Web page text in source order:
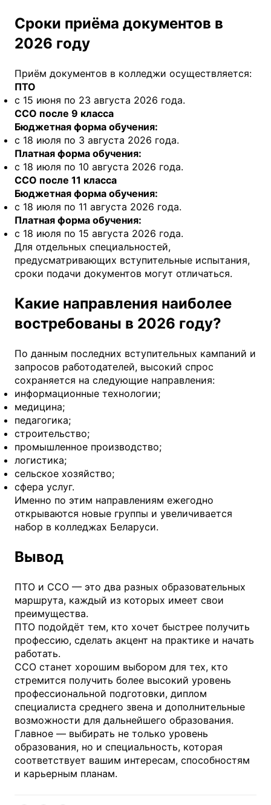
Сроки приёма документов в
2026 году
Приём документов в колледжи осуществляется:
ПТО
с 15 июня по 23 августа 2026 года.
ССО после 9 класса
Бюджетная форма обучения:
с 18 июля по 3 августа 2026 года.
Платная форма обучения:
с 18 июля по 10 августа 2026 года.
ССО после 11 класса
Бюджетная форма обучения:
с 18 июля по 11 августа 2026 года.
Платная форма обучения:
с 18 июля по 15 августа 2026 года.
Для отдельных специальностей,
предусматривающих вступительные испытания,
сроки подачи документов могут отличаться.
Какие направления наиболее
востребованы в 2026 году?
По данным последних вступительных кампаний и
запросов работодателей, высокий спрос
сохраняется на следующие направления:
информационные технологии;
медицина;
педагогика;
строительство;
промышленное производство;
логистика;
сельское хозяйство;
сфера услуг.
Именно по этим направлениям ежегодно
открываются новые группы и увеличивается
набор в колледжах Беларуси.
Вывод
ПТО и ССО — это два разных образовательных
маршрута, каждый из которых имеет свои
преимущества.
ПТО подойдёт тем, кто хочет быстрее получить
профессию, сделать акцент на практике и начать
работать.
ССО станет хорошим выбором для тех, кто
стремится получить более высокий уровень
профессиональной подготовки, диплом
специалиста среднего звена и дополнительные
возможности для дальнейшего образования.
Главное — выбирать не только уровень
образования, но и специальность, которая
соответствует вашим интересам, способностям
и карьерным планам.